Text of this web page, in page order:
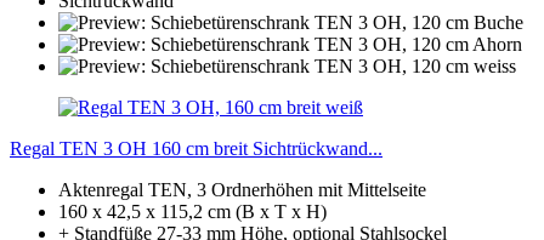
Regal TEN 3 OH 160 cm breit Sichtrückwand...
Aktenregal TEN, 3 Ordnerhöhen mit Mittelseite
160 x 42,5 x 115,2 cm (B x T x H)
+ Standfüße 27-33 mm Höhe, optional Stahlsockel